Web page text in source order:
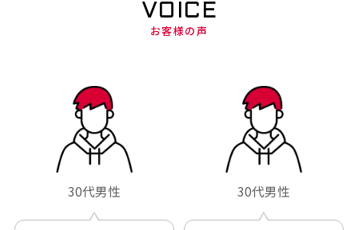
VOICE
お客様の声
30代男性 30代男性